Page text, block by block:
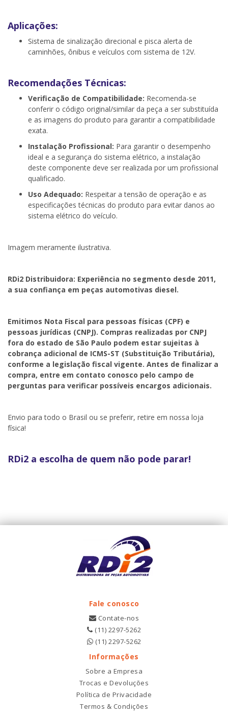
Aplicações:
Sistema de sinalização direcional e pisca alerta de
caminhões, ônibus e veículos com sistema de 12V.
Recomendações Técnicas:
Verificação de Compatibilidade: Recomenda-se
conferir o código original/similar da peça a ser substituída
e as imagens do produto para garantir a compatibilidade
exata.
Instalação Profissional: Para garantir o desempenho
ideal e a segurança do sistema elétrico, a instalação
deste componente deve ser realizada por um profissional
qualificado.
Uso Adequado: Respeitar a tensão de operação e as
especificações técnicas do produto para evitar danos ao
sistema elétrico do veículo.
Imagem meramente ilustrativa.
RDi2 Distribuidora: Experiência no segmento desde 2011,
a sua confiança em peças automotivas diesel.
Emitimos Nota Fiscal para pessoas físicas (CPF) e
pessoas jurídicas (CNPJ). Compras realizadas por CNPJ
fora do estado de São Paulo podem estar sujeitas à
cobrança adicional de ICMS-ST (Substituição Tributária),
conforme a legislação fiscal vigente. Antes de finalizar a
compra, entre em contato conosco pelo campo de
perguntas para verificar possíveis encargos adicionais.
Envio para todo o Brasil ou se preferir, retire em nossa loja
física!
RDi2 a escolha de quem não pode parar!
Fale conosco
Contate-nos
(11) 2297-5262
(11) 2297-5262
Informações
Sobre a Empresa
Trocas e Devoluções
Política de Privacidade
Termos & Condições